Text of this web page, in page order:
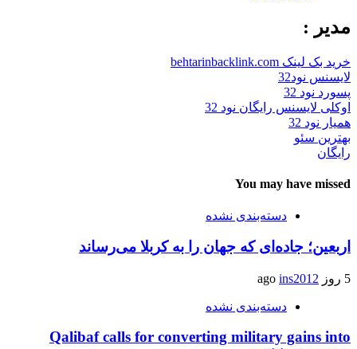
مدیر :
خرید بک لینک behtarinbacklink.com
لایسنس نود32
پسورد نود 32
اوکلی لایسنس رایگان نود 32
همیار نود 32
بهترین سئو
رایگان
You may have missed
دسته‌بندی نشده
اربعین؛ جاده‌ای که جهان را به کربلا می‌رساند
5 روز ago ins2012
دسته‌بندی نشده
Qalibaf calls for converting military gains into